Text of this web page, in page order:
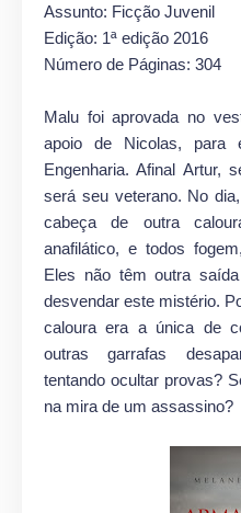
Assunto: Ficção Juvenil
Edição: 1ª edição 2016
Número de Páginas: 304
Malu foi aprovada no
apoio de Nicolas, para
Engenharia. Afinal Artur,
será seu veterano. No
cabeça de outra
anafilático, e todos
Eles não têm outra
desvendar este mistério.
caloura era a única de
outras garrafas
tentando ocultar provas?
na mira de um assassino?